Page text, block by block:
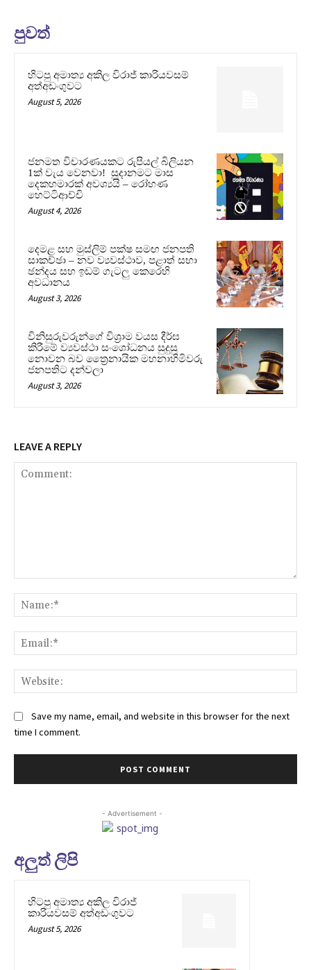
පුවත්
හිටපු අමාත්‍ය අකිල විරාජ් කාරියවසම්
අත්අඩංගුවට
August 5, 2026
ජනමත විචාරණයකට රුපියල් බිලියන
1ක් වැය වෙනවා! සූදානමට මාස
දෙකහමාරක් අවශ්‍යයි – රෝහණ
හෙට්ටිආච්චි
August 4, 2026
දෙමළ සහ මුස්ලිම් පක්ෂ සමඟ ජනපති
සාකච්ඡා – නව ව්‍යවස්ථාව, පළාත් සභා
ඡන්දය සහ ඉඩම් ගැටලු කෙරෙහි
අවධානය
August 3, 2026
විනිසුරුවරුන්ගේ විශ්‍රාම වයස දීර්ඝ
කිරීමේ ව්‍යවස්ථා සංශෝධනය සුදුසු
නොවන බව ත්‍රෛනායික මහනාහිමිවරු
ජනපතිට දන්වලා
August 3, 2026
LEAVE A REPLY
Save my name, email, and website in this browser for the next
time I comment.
- Advertisement -
අලුත් ලිපි
හිටපු අමාත්‍ය අකිල විරාජ්
කාරියවසම් අත්අඩංගුවට
August 5, 2026